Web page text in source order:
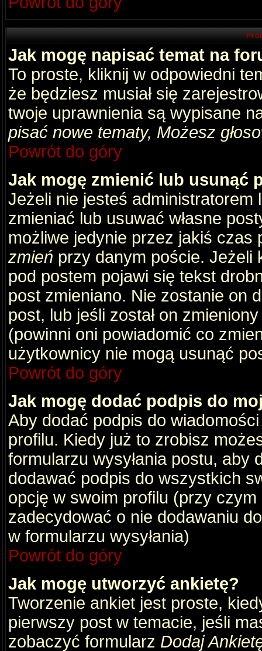
Jak mogę napisać temat na
To proste, kliknij w odpowiedni
że będziesz musiał się
twoje uprawnienia są wypisane
pisać nowe tematy, Możesz
Powrót do góry
Jak mogę zmienić lub usunąć
Jeżeli nie jesteś
zmieniać lub usuwać własne
możliwe jedynie przez jakiś
zmień przy danym poście. Jeżeli
pod postem pojawi się tekst
post zmieniano. Nie zostanie on
post, lub jeśli został on
(powinni oni powiadomić co
użytkownicy nie mogą usunąć
Powrót do góry
Jak mogę dodać podpis do
Aby dodać podpis do
profilu. Kiedy już to zrobisz
formularzu wysyłania postu,
dodawać podpis do wszystkich
opcję w swoim profilu (przy
zadecydować o nie dodawaniu
w formularzu wysyłania)
Powrót do góry
Jak mogę utworzyć ankietę?
Tworzenie ankiet jest proste,
pierwszy post w temacie, jeśli
zobaczyć formularz Dodaj